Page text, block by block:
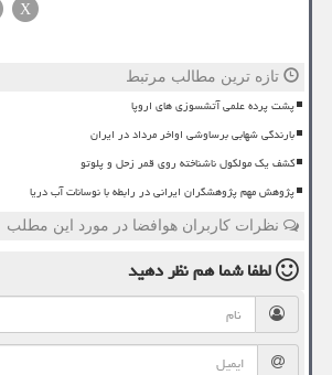
X
تازه ترین مطالب مرتبط
پشت پرده علمی آتشسوزی های اروپا
بارندگی شهابی برساوشی اواخر مرداد در ایران
کشف یک مولکول ناشناخته روی قمر زحل و پلوتو
پژوهش مهم پژوهشگران ایرانی در رابطه با نوسانات آب دریا
نظرات کاربران هوافضا در مورد این مطلب
لطفا شما همنظر دهید